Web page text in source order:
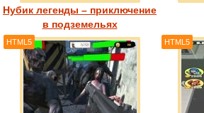
Нубик легенды – приключение
в подземельях
HTML5 HTML5